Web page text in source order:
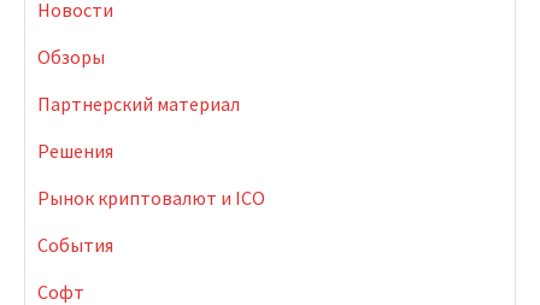
Новости
Обзоры
Партнерский материал
Решения
Рынок криптовалют и ICO
События
Софт